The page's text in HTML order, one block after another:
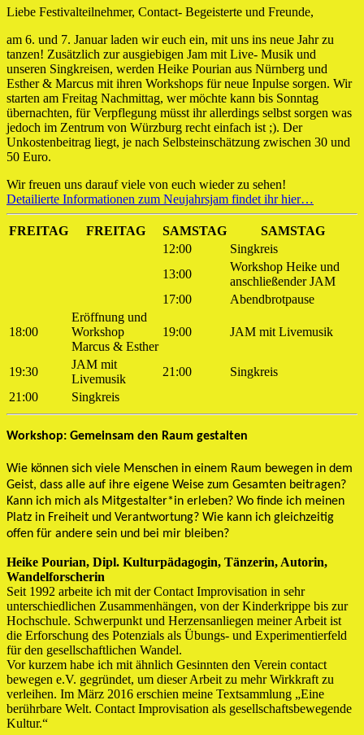
Liebe Festivalteilnehmer, Contact- Begeisterte und Freunde,
am 6. und 7. Januar laden wir euch ein, mit uns ins neue Jahr zu
tanzen! Zusätzlich zur ausgiebigen Jam mit Live- Musik und
unseren Singkreisen, werden Heike Pourian aus Nürnberg und
Esther & Marcus mit ihren Workshops für neue Inpulse sorgen. Wir
starten am Freitag Nachmittag, wer möchte kann bis Sonntag
übernachten, für Verpflegung müsst ihr allerdings selbst sorgen was
jedoch im Zentrum von Würzburg recht einfach ist ;). Der
Unkostenbeitrag liegt, je nach Selbsteinschätzung zwischen 30 und
50 Euro.
Wir freuen uns darauf viele von euch wieder zu sehen!
Detailierte Informationen zum Neujahrsjam findet ihr hier…
FREITAG FREITAG SAMSTAG
SAMSTAG
12:00
Singkreis
13:00
Workshop Heike und
anschließender JAM
17:00
Abendbrotpause
18:00
Eröffnung und
Workshop
Marcus & Esther
19:00 JAM mit Livemusik
19:30
JAM mit
Livemusik
21:00
Singkreis
21:00
Singkreis
Workshop: Gemeinsam den Raum gestalten
Wie können sich viele Menschen in einem Raum bewegen in dem
Geist, dass alle auf ihre eigene Weise zum Gesamten beitragen?
Kann ich mich als Mitgestalter*in erleben? Wo finde ich meinen
Platz in Freiheit und Verantwortung? Wie kann ich gleichzeitig
offen für andere sein und bei mir bleiben?
Heike Pourian, Dipl. Kulturpädagogin, Tänzerin, Autorin,
Wandelforscherin
Seit 1992 arbeite ich mit der Contact Improvisation in sehr
unterschiedlichen Zusammenhängen, von der Kinderkrippe bis zur
Hochschule. Schwerpunkt und Herzensanliegen meiner Arbeit ist
die Erforschung des Potenzials als Übungs- und Experimentierfeld
für den gesellschaftlichen Wandel.
Vor kurzem habe ich mit ähnlich Gesinnten den Verein contact
bewegen e.V. gegründet, um dieser Arbeit zu mehr Wirkkraft zu
verleihen. Im März 2016 erschien meine Textsammlung „Eine
berührbare Welt. Contact Improvisation als gesellschaftsbewegende
Kultur.“